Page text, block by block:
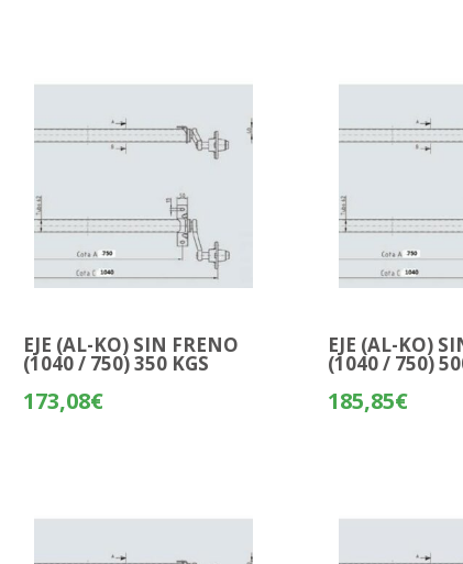
EJE (AL-KO) SIN FRENO
(1040 / 750) 350 KGS
173,08€
EJE (AL-KO)
(1040 / 750)
185,85€